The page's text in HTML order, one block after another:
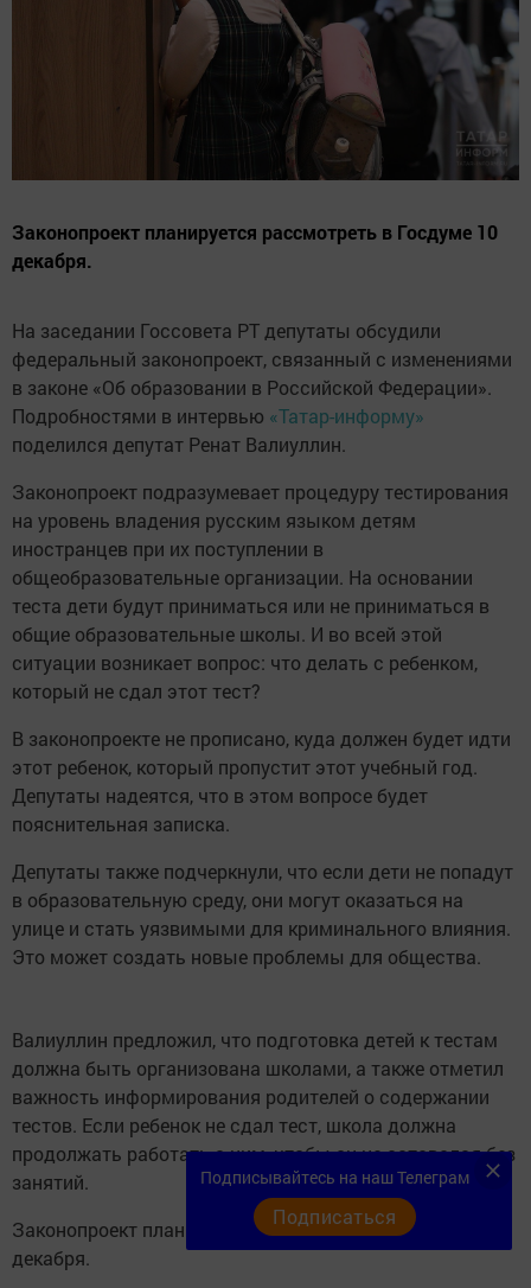
Законопроект планируется рассмотреть в Госдуме 10
декабря.
На заседании Госсовета РТ депутаты обсудили
федеральный законопроект, связанный с изменениями
в законе «Об образовании в Российской Федерации».
Подробностями в интервью «Татар-информу»
поделился депутат Ренат Валиуллин.
Законопроект подразумевает процедуру тестирования
на уровень владения русским языком детям
иностранцев при их поступлении в
общеобразовательные организации. На основании
теста дети будут приниматься или не приниматься в
общие образовательные школы. И во всей этой
ситуации возникает вопрос: что делать с ребенком,
который не сдал этот тест?
В законопроекте не прописано, куда должен будет идти
этот ребенок, который пропустит этот учебный год.
Депутаты надеятся, что в этом вопросе будет
пояснительная записка.
Депутаты также подчеркнули, что если дети не попадут
в образовательную среду, они могут оказаться на
улице и стать уязвимыми для криминального влияния.
Это может создать новые проблемы для общества.
Валиуллин предложил, что подготовка детей к тестам
должна быть организована школами, а также отметил
важность информирования родителей о содержании
тестов. Если ребенок не сдал тест, школа должна
продолжать работать с ним, чтобы он не оставался без
занятий.
Законопроект планируется рассмотреть в Госдуме 10
декабря.
Подписывайтесь на наш Телеграм
Подписаться